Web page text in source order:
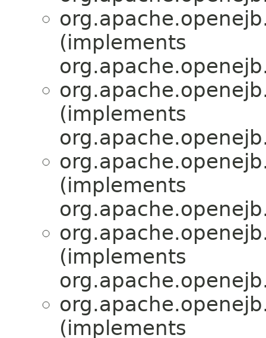
(implements
(implements
(implements
(implements
(implements